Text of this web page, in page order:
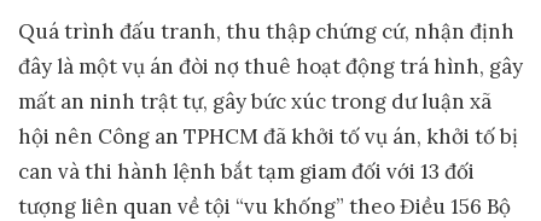
Quá trình đấu tranh, thu thập chứng cứ, nhận định
đây là một vụ án đòi nợ thuê hoạt động trá hình, gây
mất an ninh trật tự, gây bức xúc trong dư luận xã
hội nên Công an TPHCM đã khởi tố vụ án, khởi tố bị
can và thi hành lệnh bắt tạm giam đối với 13 đối
tượng liên quan về tội “vu khống” theo Điều 156 Bộ